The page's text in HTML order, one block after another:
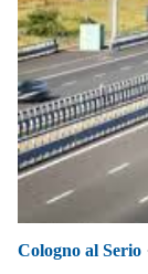
Cologno al Serio